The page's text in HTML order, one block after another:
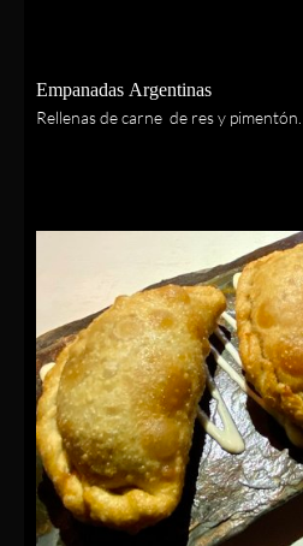
Empanadas Argentinas
Rellenas de carne de res y